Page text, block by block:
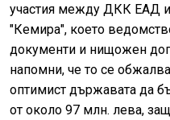
участия между ДКК ЕАД
"Кемира", което
документи и нищожен
напомни, че то се
оптимист държавата да
от около 97 млн. лева,